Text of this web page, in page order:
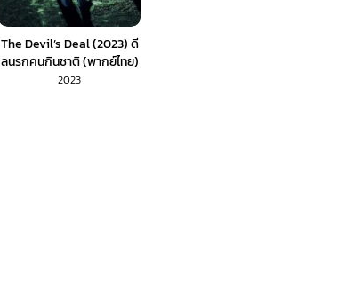
The Devil’s Deal (2023) ดี
ลนรกคนกินชาติ (พากย์ไทย)
2023